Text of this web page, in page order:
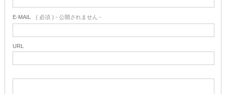
E-MAIL ( 必須 ) - 公開されません -
URL